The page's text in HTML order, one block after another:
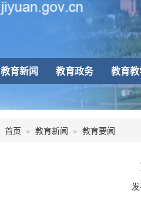
教育新闻 教育政务 教育
首页 » 教育新闻 » 教育要闻